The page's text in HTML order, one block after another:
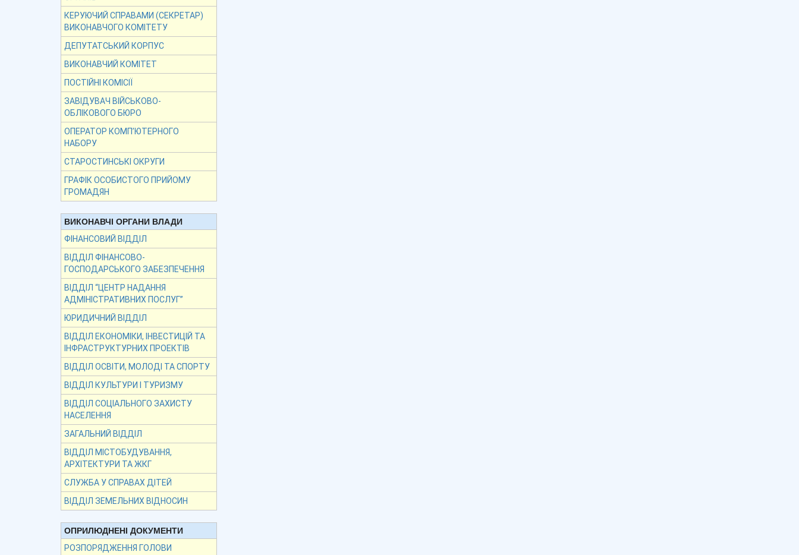
КЕРУЮЧИЙ СПРАВАМИ (СЕКРЕТАР)
ВИКОНАВЧОГО КОМІТЕТУ
ДЕПУТАТСЬКИЙ КОРПУС
ВИКОНАВЧИЙ КОМІТЕТ
ПОСТІЙНІ КОМІСІЇ
ЗАВІДУВАЧ ВІЙСЬКОВО-
ОБЛІКОВОГО БЮРО
ОПЕРАТОР КОМП’ЮТЕРНОГО
НАБОРУ
СТАРОСТИНСЬКІ ОКРУГИ
ГРАФІК ОСОБИСТОГО ПРИЙОМУ
ГРОМАДЯН
ВИКОНАВЧІ ОРГАНИ ВЛАДИ
ФІНАНСОВИЙ ВІДДІЛ
ВІДДІЛ ФІНАНСОВО-
ГОСПОДАРСЬКОГО ЗАБЕЗПЕЧЕННЯ
ВІДДІЛ “ЦЕНТР НАДАННЯ
АДМІНІСТРАТИВНИХ ПОСЛУГ”
ЮРИДИЧНИЙ ВІДДІЛ
ВІДДІЛ ЕКОНОМІКИ, ІНВЕСТИЦІЙ ТА
ІНФРАСТРУКТУРНИХ ПРОЕКТІВ
ВІДДІЛ ОСВІТИ, МОЛОДІ ТА СПОРТУ
ВІДДІЛ КУЛЬТУРИ І ТУРИЗМУ
ВІДДІЛ СОЦІАЛЬНОГО ЗАХИСТУ
НАСЕЛЕННЯ
ЗАГАЛЬНИЙ ВІДДІЛ
ВІДДІЛ МІСТОБУДУВАННЯ,
АРХІТЕКТУРИ ТА ЖКГ
СЛУЖБА У СПРАВАХ ДІТЕЙ
ВІДДІЛ ЗЕМЕЛЬНИХ ВІДНОСИН
ОПРИЛЮДНЕНІ ДОКУМЕНТИ
РОЗПОРЯДЖЕННЯ ГОЛОВИ